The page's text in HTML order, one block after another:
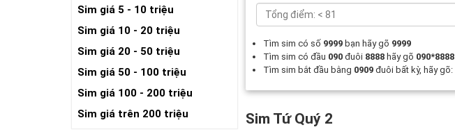
Sim giá 5 - 10 triệu
Sim giá 10 - 20 triệu
Sim giá 20 - 50 triệu
Sim giá 50 - 100 triệu
Sim giá 100 - 200 triệu
Sim giá trên 200 triệu
Tìm sim có số 9999 bạn hãy gõ 9999
Tìm sim có đầu 090đuôi 8888 hãy gõ 090*8888
Tìm sim bắt đầu bằng 0909 đuôi bất kỳ, hãy gõ:
Sim Tứ Quý 2